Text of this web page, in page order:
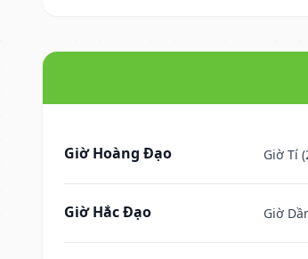
Giờ Hoàng Đạo Giờ Tí
Giờ Hắc Đạo Giờ